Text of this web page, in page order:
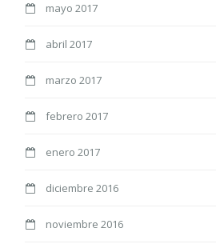
mayo 2017
abril 2017
marzo 2017
febrero 2017
enero 2017
diciembre 2016
noviembre 2016